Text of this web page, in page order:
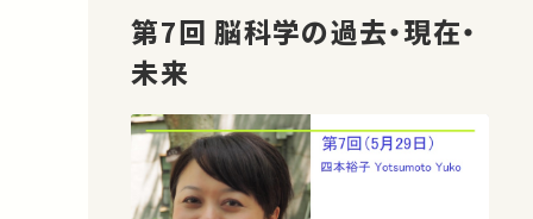
第7回 脳科学の過去・現在・
未来